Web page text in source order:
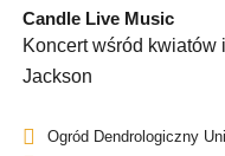
Candle Live Music
Koncert wśród kwiatów
Jackson
Ogród Dendrologiczny